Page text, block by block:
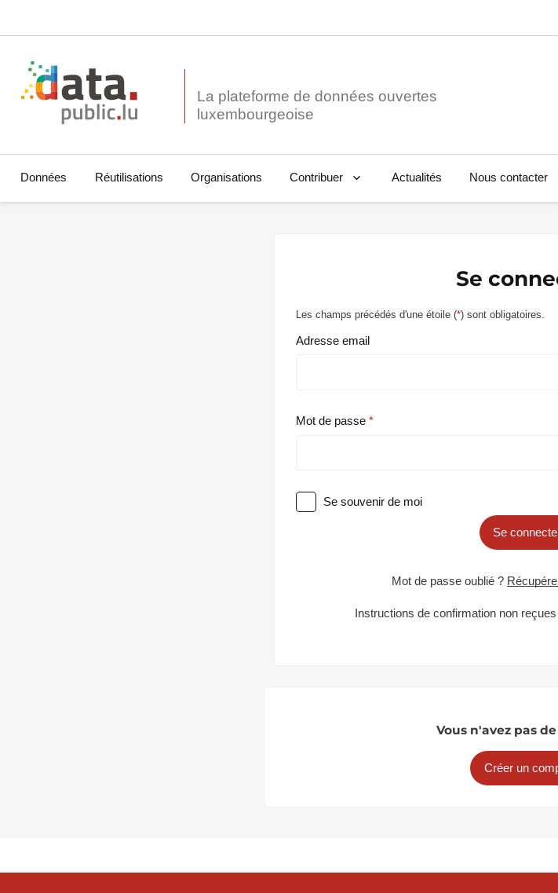
La plateforme de données ouvertes
Données Réutilisations Organisations Contribuer Actualités Nous contacter
Se
Les champs précédés d'une étoile (*) sont obligatoires.
Adresse email
Mot de passe
Se souvenir de moi
Se
Mot de passe oublié ?
Instructions de confirmation non
Vous n'avez pas
Créer un